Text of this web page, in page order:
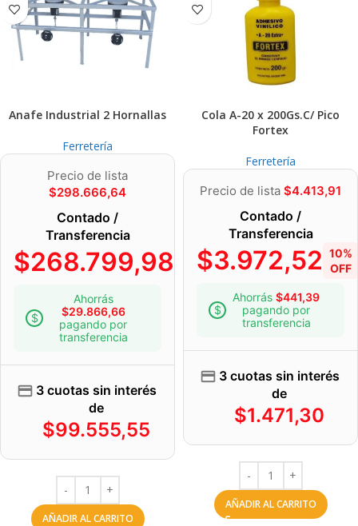
Anafe Industrial 2 Hornallas
Ferretería
Precio de lista
$298.666,64
Contado /
Transferencia
$268.799,98
10%
OFF
Ahorrás
$29.866,66
pagando por
transferencia
3 cuotas sin interés
de
$99.555,55
AÑADIR AL CARRITO
Cola A-20 x 200Gs.C/ Pico
Fortex
Ferretería
Precio de lista $4.413,91
Contado /
Transferencia
$3.972,52 10%
OFF
Ahorrás $441,39
pagando por
transferencia
3 cuotas sin interés
de
$1.471,30
AÑADIR AL CARRITO